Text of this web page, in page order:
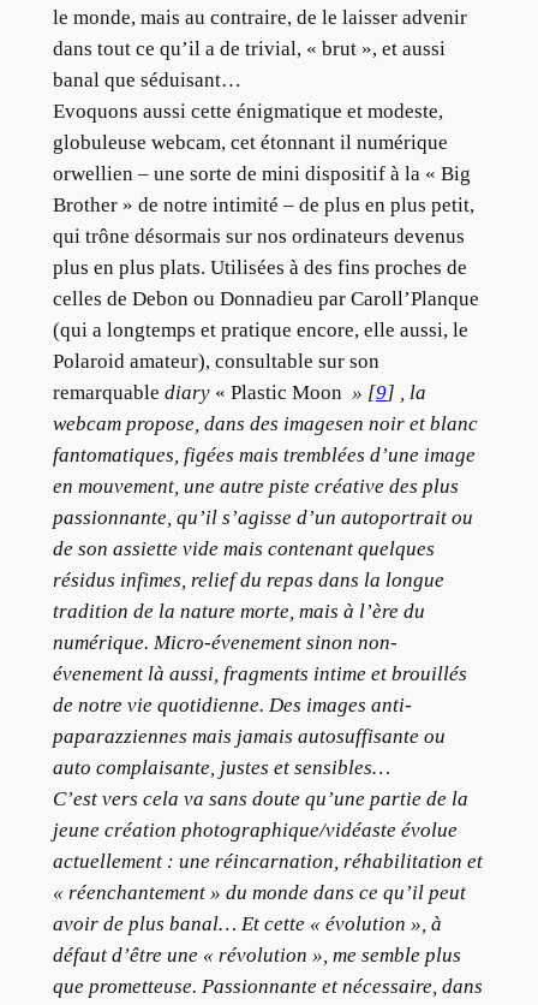
le monde, mais au contraire, de le laisser advenir
dans tout ce qu’il a de trivial, « brut », et aussi
banal que séduisant…
Evoquons aussi cette énigmatique et modeste,
globuleuse webcam, cet étonnant il numérique
orwellien – une sorte de mini dispositif à la « Big
Brother » de notre intimité – de plus en plus petit,
qui trône désormais sur nos ordinateurs devenus
plus en plus plats. Utilisées à des fins proches de
celles de Debon ou Donnadieu par Caroll’Planque
(qui a longtemps et pratique encore, elle aussi, le
Polaroid amateur), consultable sur son
remarquable diary« Plastic Moon » [9] , la
webcam propose, dans des imagesen noir et blanc
fantomatiques, figées mais tremblées d’une image
en mouvement, une autre piste créative des plus
passionnante, qu’il s’agisse d’un autoportrait ou
de son assiette vide mais contenant quelques
résidus infimes, relief du repas dans la longue
tradition de la nature morte, mais à l’ère du
numérique. Micro-évenement sinon non-
évenement là aussi, fragments intime et brouillés
de notre vie quotidienne. Des images anti-
paparazziennes mais jamais autosuffisante ou
auto complaisante, justes et sensibles…
C’est vers cela va sans doute qu’une partie de la
jeune création photographique/vidéaste évolue
actuellement : une réincarnation, réhabilitation et
« réenchantement » du monde dans ce qu’il peut
avoir de plus banal… Et cette « évolution », à
défaut d’être une « révolution », me semble plus
que prometteuse. Passionnante et nécessaire, dans